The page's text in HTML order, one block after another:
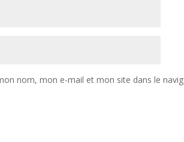
nom, mon e-mail et mon site dans le